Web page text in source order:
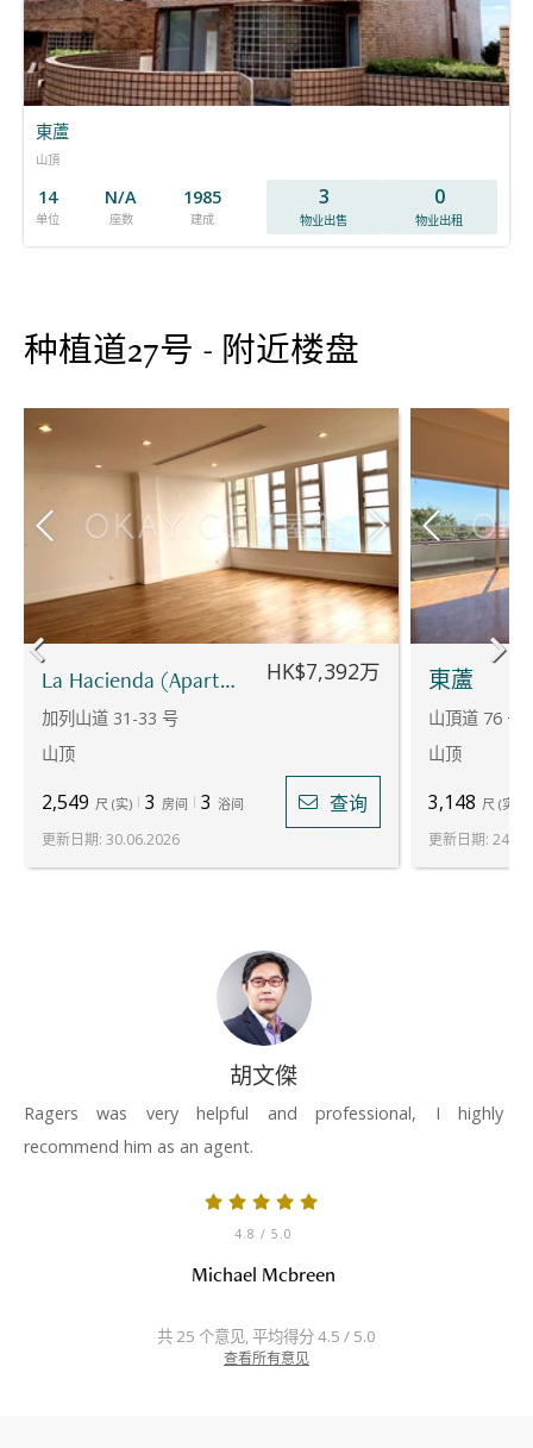
東蘆
山頂
14
单位
N/A
座数
1985
建成
3
物业出售
0
物业出租
种植道27号 - 附近楼盘
La Hacienda (Apartments) - B座
加列山道 31-33 号
山顶
HK$7,392万
2,549 尺 (实) 3 房间 3 浴间 查询
更新日期: 30.06.2026
東蘆
山頂道 76 号
山顶
3,148 尺 (实
更新日期:
胡文傑
Ragers was very helpful and professional, I highly
recommend him as an agent.
4.8 / 5.0
Michael Mcbreen
共 25 个意见, 平均得分 4.5 / 5.0
查看所有意见